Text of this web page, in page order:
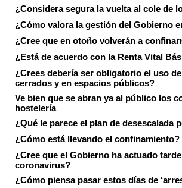
¿Considera segura la vuelta al cole de
¿Cómo valora la gestión del Gobierno
¿Cree que en otoño volverán a
¿Está de acuerdo con la Renta Vital
¿Crees debería ser obligatorio el uso
cerrados y en espacios públicos?
Ve bien que se abran ya al público los
hostelería
¿Qué le parece el plan de desescalada
¿Cómo está llevando el confinamiento?
¿Cree que el Gobierno ha actuado
coronavirus?
¿Cómo piensa pasar estos días de